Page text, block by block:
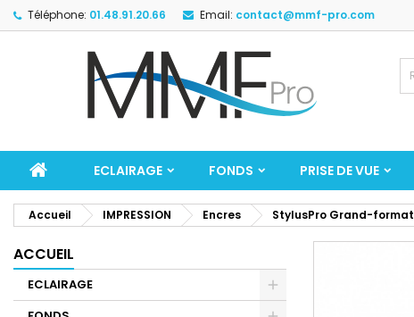
Téléphone: 01.48.91.20.66 Email: contact@mmf-pro.com
ECLAIRAGE FONDS PRISE DE VUE
Accueil IMPRESSION Encres StylusPro Grand-format
ACCUEIL
ECLAIRAGE